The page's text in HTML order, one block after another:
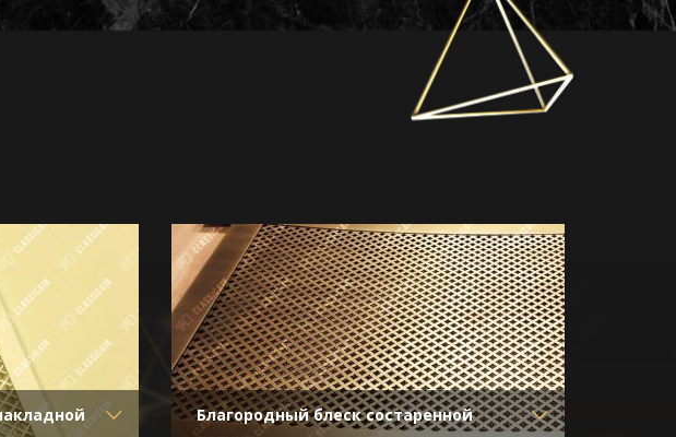
Благородный блеск состаренной